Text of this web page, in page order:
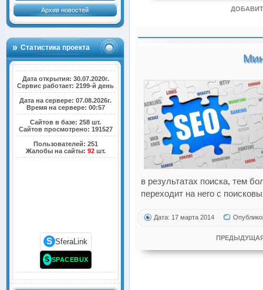
Архив новостей
Статистика проекта
Дата открытия: 30.07.2020г.
Сервис работает: 2199-й день
Дата на сервере: 07.08.2026г.
Время на сервере: 00:57
Сайтов в базе: 258 шт.
Сайтов просмотрено: 191527
Пользователей: 251
Жалобы на сайты: 92шт.
S SferaLink
S SPACEBUX
в результатах поиска, тем
переходит на него с
Дата: 17 марта 2014